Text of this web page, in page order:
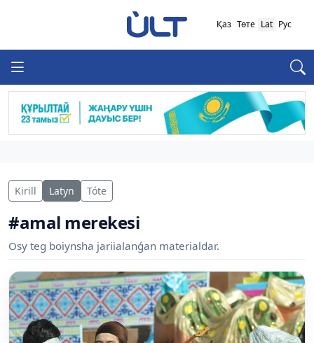
Қаз Төте Lat Рус
Kirill Latyn Tóte
#amal merekesi
Osy teg boiynsha jariialanǵan materialdar.